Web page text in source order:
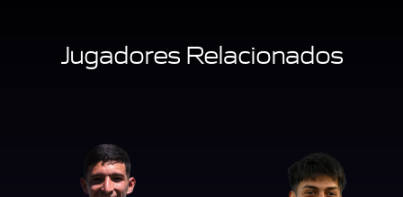
Jugadores Relacionados